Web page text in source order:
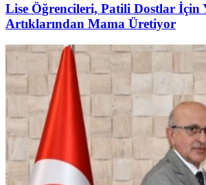
Lise Öğrencileri, Patili Dostlar İçin
Artıklarından Mama Üretiyor